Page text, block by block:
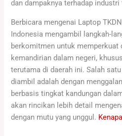
dan dampaknya terhadap
Berbicara mengenai Laptop
Indonesia mengambil langkah-
berkomitmen untuk memperkuat
kemandirian dalam negeri,
terutama di daerah ini. Salah
diambil adalah dengan
berbasis tingkat kandungan
akan rincikan lebih detail
dengan mutu yang unggul.